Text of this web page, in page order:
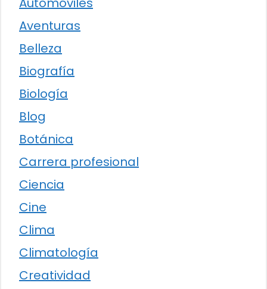
Aventuras
Belleza
Biografía
Biología
Blog
Botánica
Carrera profesional
Ciencia
Cine
Clima
Climatología
Creatividad